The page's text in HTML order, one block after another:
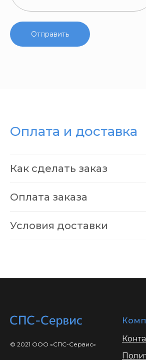
Отправить
Оплата и доставка
Как сделать заказ
Оплата заказа
Условия доставки
© 2021 ООО «СПС-Сервис»